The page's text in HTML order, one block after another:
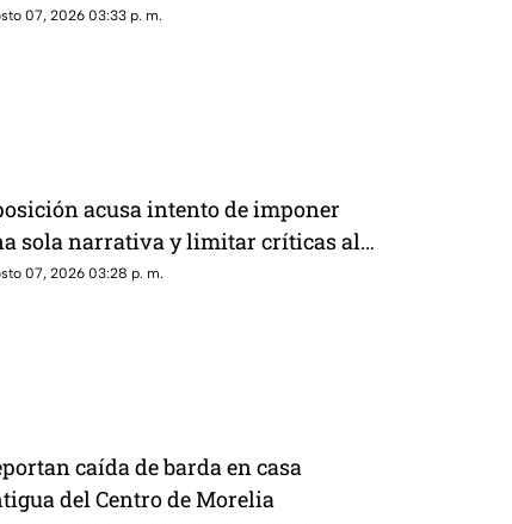
en México, tras polémica por
07, 2026 03:33 p. m.
acusa intento de imponer
sola narrativa y limitar críticas al
federal
07, 2026 03:28 p. m.
caída de barda en casa
del Centro de Morelia